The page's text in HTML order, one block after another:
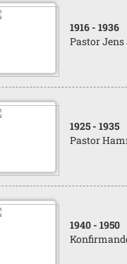
1916 - 1936
Pastor
1925 - 1935
Pastor
1940 - 1950